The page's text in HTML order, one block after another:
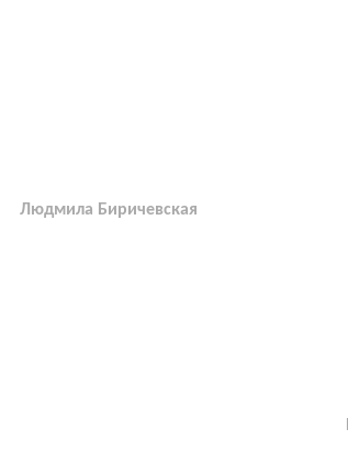
Людмила Биричевская